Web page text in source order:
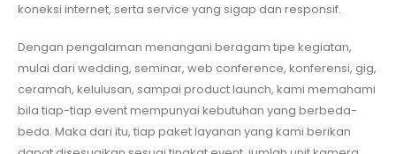
koneksi internet, serta service yang sigap dan responsif.
Dengan pengalaman menangani beragam tipe kegiatan,
mulai dari wedding, seminar, web conference, konferensi, gig,
ceramah, kelulusan, sampai product launch, kami memahami
bila tiap-tiap event mempunyai kebutuhan yang berbeda-
beda. Maka dari itu, tiap paket layanan yang kami berikan